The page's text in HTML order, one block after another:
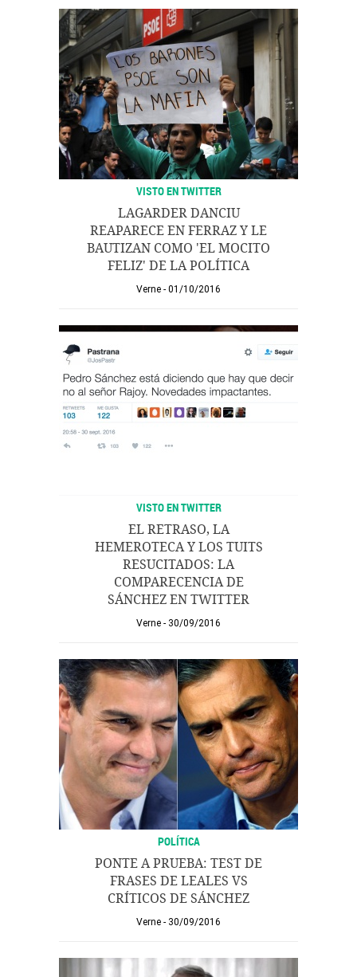
VISTO EN TWITTER
LAGARDER DANCIU
REAPARECE EN FERRAZ Y LE
BAUTIZAN COMO 'EL MOCITO
FELIZ' DE LA POLÍTICA
Verne 01/10/2016
VISTO EN TWITTER
EL RETRASO, LA
HEMEROTECA Y LOS TUITS
RESUCITADOS: LA
COMPARECENCIA DE
SÁNCHEZ EN TWITTER
Verne 30/09/2016
POLÍTICA
PONTE A PRUEBA: TEST DE
FRASES DE LEALES VS
CRÍTICOS DE SÁNCHEZ
Verne 30/09/2016